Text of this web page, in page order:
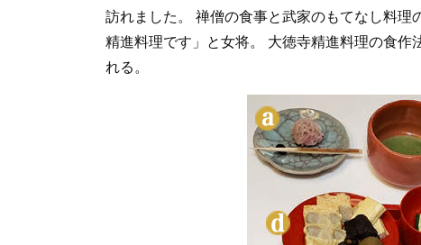
訪れました。 禅僧の食事と武家のもてなし料
精進料理です」と女将。 大徳寺精進料理の食
れる。